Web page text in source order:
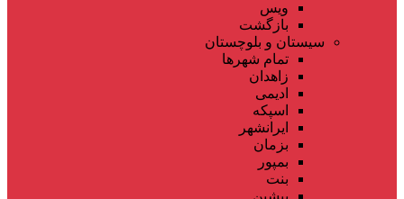
ویس
بازگشت
سیستان و بلوچستان
تمام شهر‌ها
زاهدان
ادیمی
اسپکه
ایرانشهر
بزمان
بمپور
بنت
پیشین